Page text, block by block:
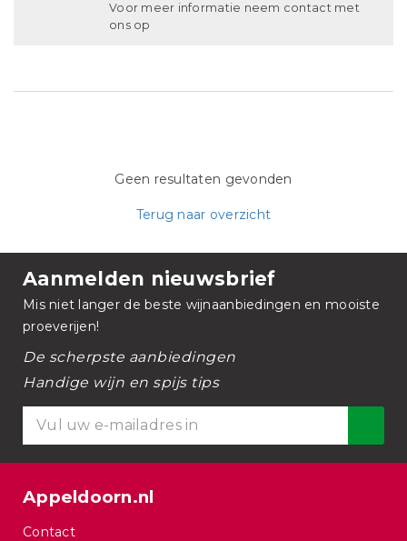
Voor meer informatie neem contact met
ons op
Geen resultaten gevonden
Terug naar overzicht
Aanmelden nieuwsbrief
Mis niet langer de beste wijnaanbiedingen en mooiste
proeverijen!
De scherpste aanbiedingen
Handige wijn en spijs tips
Appeldoorn.nl
Contact